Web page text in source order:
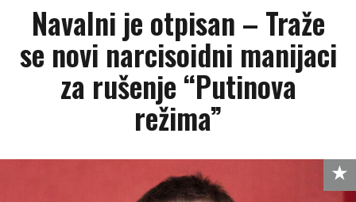
Navalni je otpisan – Traže
se novi narcisoidni manijaci
za rušenje “Putinova
režima”